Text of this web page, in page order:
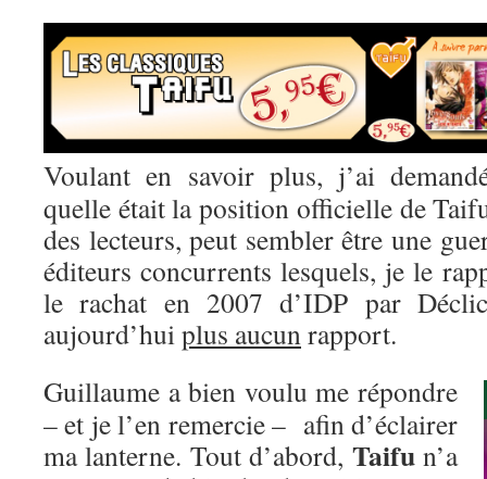
Voulant en savoir plus, j’ai
quelle était la position officielle de
des lecteurs, peut sembler être une
éditeurs concurrents lesquels, je le
le rachat en 2007 d’IDP par
aujourd’huiplus aucunrapport.
Guillaume a bien voulu me répondre
– et je l’en remercie – afin d’éclairer
ma lanterne. Tout d’abord, Taifun’a